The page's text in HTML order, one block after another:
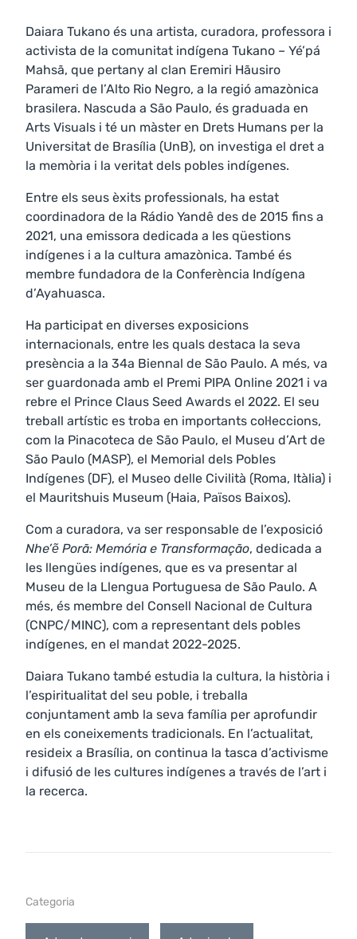
Daiara Tukano és una artista, curadora, professora i
activista de la comunitat indígena Tukano – Yé’pá
Mahsã, que pertany al clan Eremiri Hãusiro
Parameri de l’Alto Rio Negro, a la regió amazònica
brasilera. Nascuda a São Paulo, és graduada en
Arts Visuals i té un màster en Drets Humans per la
Universitat de Brasília (UnB), on investiga el dret a
la memòria i la veritat dels pobles indígenes.
Entre els seus èxits professionals, ha estat
coordinadora de la Rádio Yandê des de 2015 fins a
2021, una emissora dedicada a les qüestions
indígenes i a la cultura amazònica. També és
membre fundadora de la Conferència Indígena
d’Ayahuasca.
Ha participat en diverses exposicions
internacionals, entre les quals destaca la seva
presència a la 34a Biennal de São Paulo. A més, va
ser guardonada amb el Premi PIPA Online 2021 i va
rebre el Prince Claus Seed Awards el 2022. El seu
treball artístic es troba en importants col·leccions,
com la Pinacoteca de São Paulo, el Museu d’Art de
São Paulo (MASP), el Memorial dels Pobles
Indígenes (DF), el Museo delle Civilità (Roma, Itàlia) i
el Mauritshuis Museum (Haia, Països Baixos).
Com a curadora, va ser responsable de l’exposició
Nhe’ẽ Porã: Memória e Transformação, dedicada a
les llengües indígenes, que es va presentar al
Museu de la Llengua Portuguesa de São Paulo. A
més, és membre del Consell Nacional de Cultura
(CNPC/MINC), com a representant dels pobles
indígenes, en el mandat 2022-2025.
Daiara Tukano també estudia la cultura, la història i
l’espiritualitat del seu poble, i treballa
conjuntament amb la seva família per aprofundir
en els coneixements tradicionals. En l’actualitat,
resideix a Brasília, on continua la tasca d’activisme
i difusió de les cultures indígenes a través de l’art i
la recerca.
Categoria